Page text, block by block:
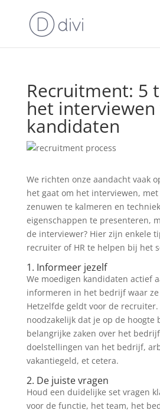
Recruitment: 5
het interviewen
kandidaten
We richten onze aandacht vaak
het gaat om het interviewen,
zenuwen te kalmeren en
eigenschappen te presenteren,
de interviewer? Hier zijn enkele
recruiter of HR te helpen bij het
1. Informeer jezelf
We moedigen kandidaten actief
informeren in het bedrijf waar
Hetzelfde geldt voor de
noodzakelijk dat je op de hoogte
belangrijke zaken over het
doelstellingen van het bedrijf,
vakantiegeld, et cetera.
2. De juiste vragen
Houd een duidelijke set vragen
voor de functie, het team, het